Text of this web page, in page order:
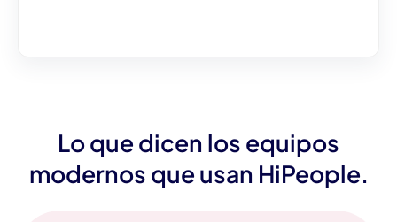
Lo que dicen los equipos
modernos que usan HiPeople.